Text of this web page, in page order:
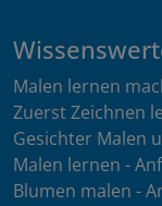
Malen lernen
Zuerst Zeichnen
Gesichter Malen
Malen lernen -
Blumen malen -